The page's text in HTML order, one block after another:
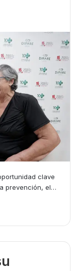
clave
prevención, el…